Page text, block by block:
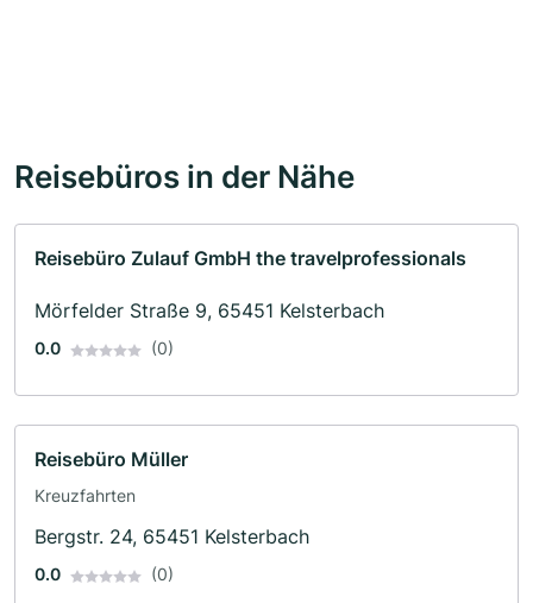
Reisebüros in der Nähe
Reisebüro Zulauf GmbH the travelprofessionals
Mörfelder Straße 9, 65451 Kelsterbach
0.0 (0)
Reisebüro Müller
Kreuzfahrten
Bergstr. 24, 65451 Kelsterbach
0.0 (0)